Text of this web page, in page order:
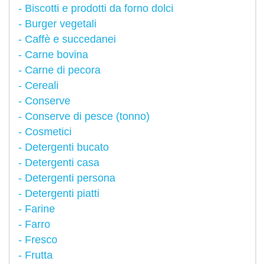
Biscotti e prodotti da forno dolci
Burger vegetali
Caffè e succedanei
Carne bovina
Carne di pecora
Cereali
Conserve
Conserve di pesce (tonno)
Cosmetici
Detergenti bucato
Detergenti casa
Detergenti persona
Detergenti piatti
Farine
Farro
Fresco
Frutta